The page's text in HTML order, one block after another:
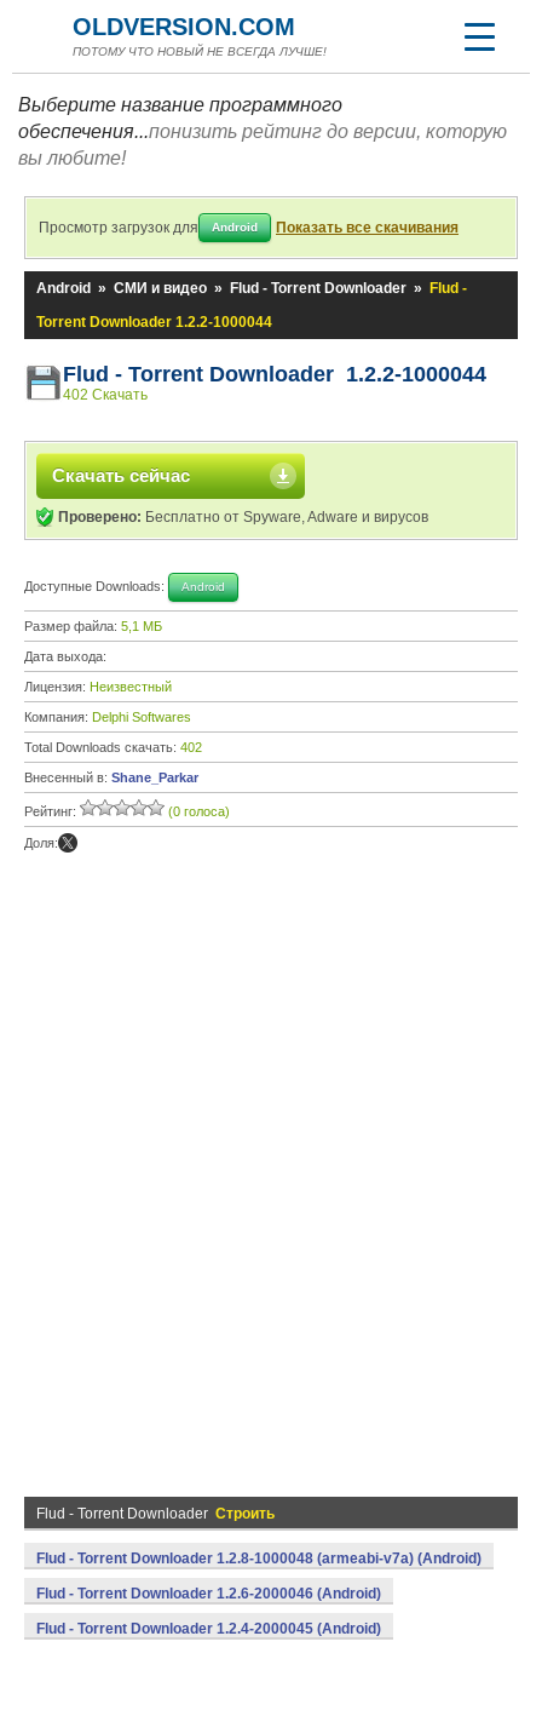
OLDVERSION.COM
ПОТОМУ ЧТО НОВЫЙ НЕ ВСЕГДА ЛУЧШЕ!
Выберите название программного
обеспечения...понизить рейтинг до версии, которую
вы любите!
Просмотр загрузок для Android Показать все скачивания
Android » СМИ и видео » Flud - Torrent Downloader »
Flud -
Torrent Downloader 1.2.2-1000044
Flud - Torrent Downloader 1.2.2-1000044
402 Скачать
Скачать сейчас
Проверено: Бесплатно от Spyware, Adware и вирусов
Доступные Downloads: Android
Размер файла: 5,1 МБ
Дата выхода:
Лицензия: Неизвестный
Компания: Delphi Softwares
Total Downloads скачать: 402
Внесенный в: Shane_Parkar
Рейтинг: (0 голоса)
Доля:
Flud - Torrent Downloader Строить
Flud - Torrent Downloader 1.2.8-1000048 (armeabi-v7a) (Android)
Flud - Torrent Downloader 1.2.6-2000046 (Android)
Flud - Torrent Downloader 1.2.4-2000045 (Android)